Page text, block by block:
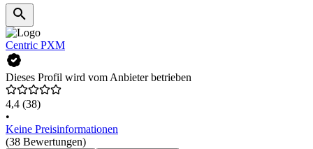
Centric PXM
Dieses Profil wird vom Anbieter betrieben
4,4 (38)
•
Keine Preisinformationen
(38 Bewertungen)